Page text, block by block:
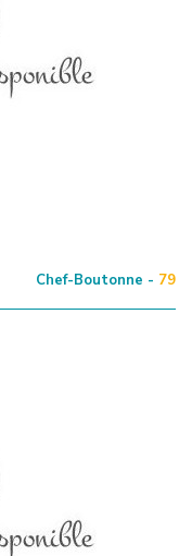
Chef-Boutonne - 79